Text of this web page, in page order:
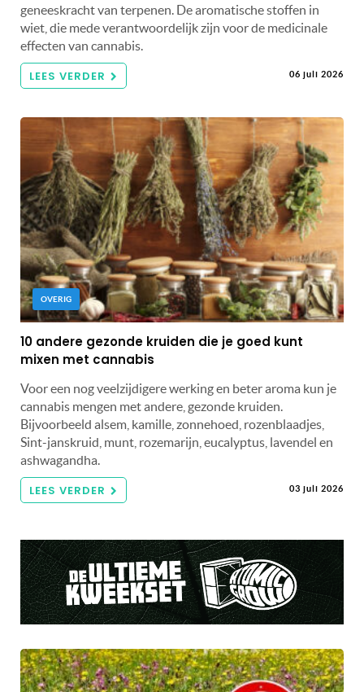
geneeskracht van terpenen. De aromatische stoffen in
wiet, die mede verantwoordelijk zijn voor de medicinale
effecten van cannabis.
LEES VERDER 06 juli 2026
OVERIG
10 andere gezonde kruiden die je goed kunt
mixen met cannabis
Voor een nog veelzijdigere werking en beter aroma kun je
cannabis mengen met andere, gezonde kruiden.
Bijvoorbeeld alsem, kamille, zonnehoed, rozenblaadjes,
Sint-janskruid, munt, rozemarijn, eucalyptus, lavendel en
ashwagandha.
LEES VERDER 03 juli 2026